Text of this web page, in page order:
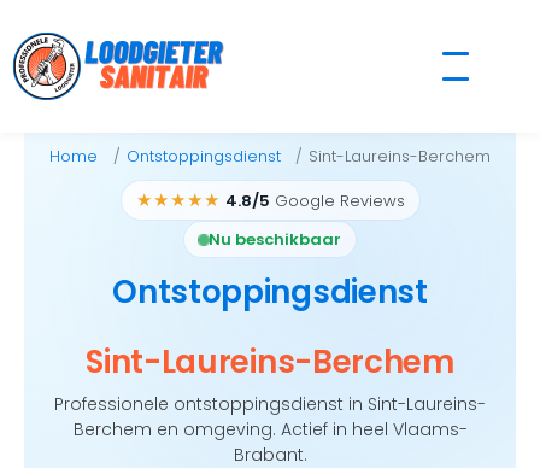
to
content
Home Ontstoppingsdienst Sint-Laureins-Berchem
★★★★★ 4.8/5 Google Reviews
Nu beschikbaar
Ontstoppingsdienst
Sint-Laureins-Berchem
Professionele ontstoppingsdienst in Sint-Laureins-
Berchem en omgeving. Actief in heel Vlaams-
Brabant.